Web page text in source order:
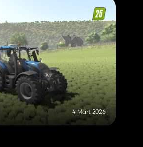
4 Mart 2026